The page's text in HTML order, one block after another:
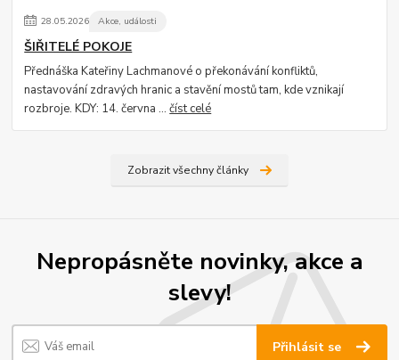
28.05.2026 Akce, události
ŠIŘITELÉ POKOJE
Přednáška Kateřiny Lachmanové o překonávání konfliktů,
nastavování zdravých hranic a stavění mostů tam, kde vznikají
rozbroje. KDY: 14. června ...číst celé
Zobrazit všechny články
Nepropásněte novinky, akce a
slevy!
Přihlásit se